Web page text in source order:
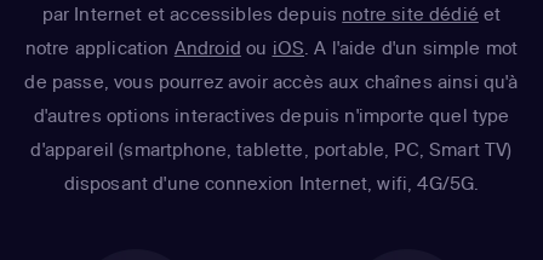
par Internet et accessibles depuis notre site dédié et
notre application Android ou iOS . A l'aide d'un simple mot
de passe, vous pourrez avoir accès aux chaînes ainsi qu'à
d'autres options interactives depuis n'importe quel type
d'appareil (smartphone, tablette, portable, PC, Smart TV)
disposant d'une connexion Internet, wifi, 4G/5G.